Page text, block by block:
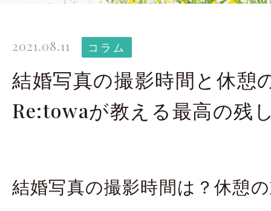
ドレス＆着物
LINEで予約・相
2021.08.11 コラム
結婚写真の撮影時間と休憩
Re:towaが教える最高の残
結婚写真の撮影時間は？休憩